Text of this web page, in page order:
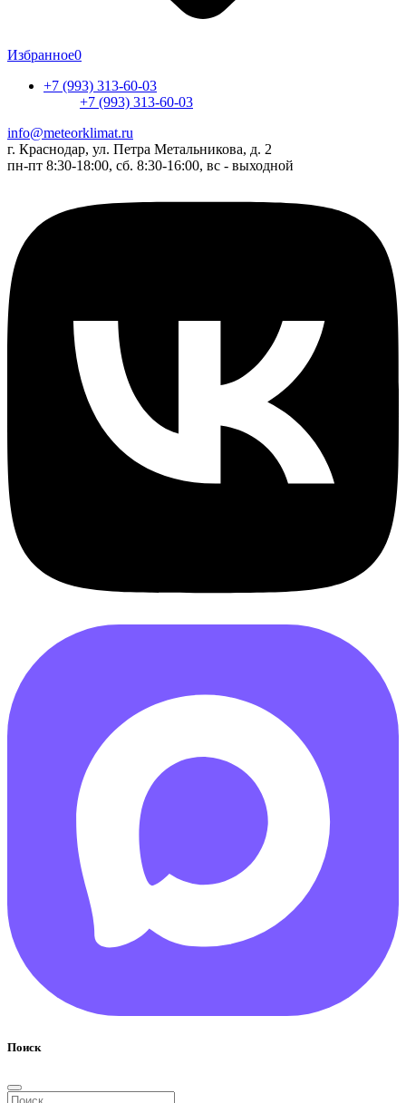
Избранное0
+7 (993) 313-60-03
+7 (993) 313-60-03
info@meteorklimat.ru
г. Краснодар, ул. Петра Метальникова, д. 2
пн-пт 8:30-18:00, сб. 8:30-16:00, вс - выходной
Поиск